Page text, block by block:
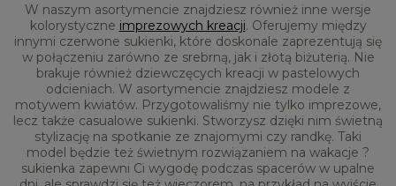
W naszym asortymencie znajdziesz również inne wersje
kolorystyczne imprezowych kreacji. Oferujemy między
innymi czerwone sukienki, które doskonale zaprezentują się
w połączeniu zarówno ze srebrną, jak i złotą biżuterią. Nie
brakuje również dziewczęcych kreacji w pastelowych
odcieniach. W asortymencie znajdziesz modele z
motywem kwiatów. Przygotowaliśmy nie tylko imprezowe,
lecz także casualowe sukienki. Stworzysz dzięki nim świetną
stylizację na spotkanie ze znajomymi czy randkę. Taki
model będzie też świetnym rozwiązaniem na wakacje ?
sukienka zapewni Ci wygodę podczas spacerów w upalne